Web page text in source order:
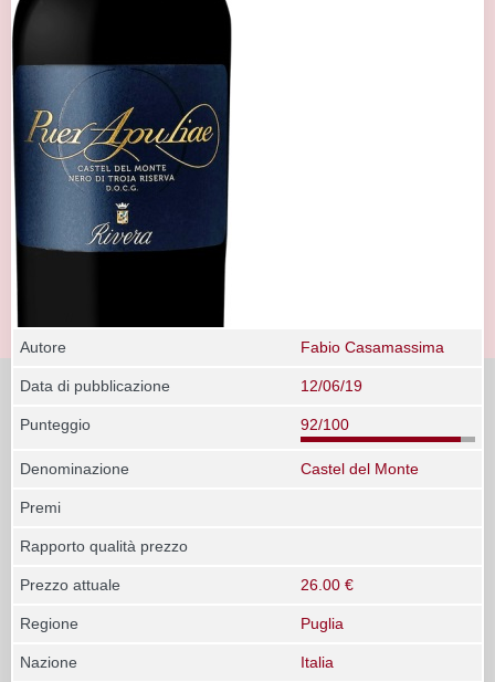
Autore Fabio Casamassima
Data di pubblicazione 12/06/19
Punteggio 92/100
Denominazione Castel del Monte
Premi
Rapporto qualità prezzo
Prezzo attuale 26.00 €
Regione Puglia
Nazione Italia